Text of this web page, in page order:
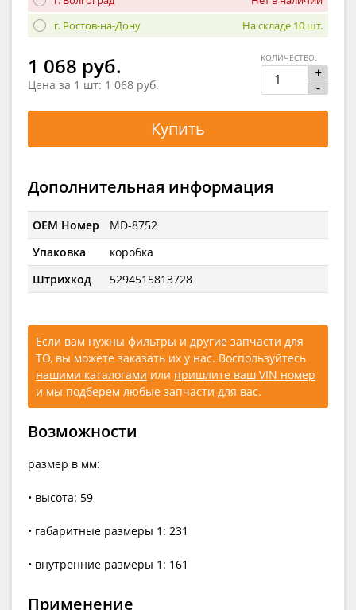
г. Ростов-на-Дону
На складе 10 шт.
1 068 руб.
Цена за 1 шт: 1 068 руб.
+
-
КОЛИЧЕСТВО:
Купить
Дополнительная информация
OEM Номер
MD-8752
Упаковка
коробка
Штрихкод
5294515813728
Если вам нужны фильтры и другие запчасти для
ТО, вы можете заказать их у нас. Воспользуйтесь
нашими каталогами или пришлите ваш VIN номер
и мы подберем любые запчасти для вас.
Возможности
размер в мм:
• высота: 59
• габаритные размеры 1: 231
• внутренние размеры 1: 161
Применение